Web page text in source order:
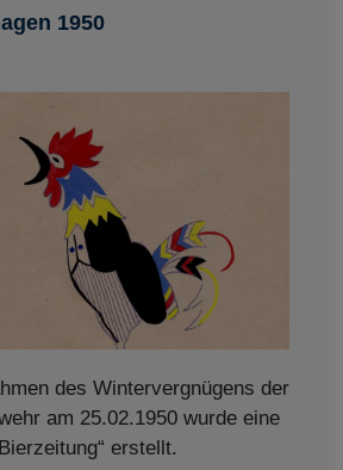
1950
des Wintervergnügens der
am 25.02.1950 wurde eine
erstellt.